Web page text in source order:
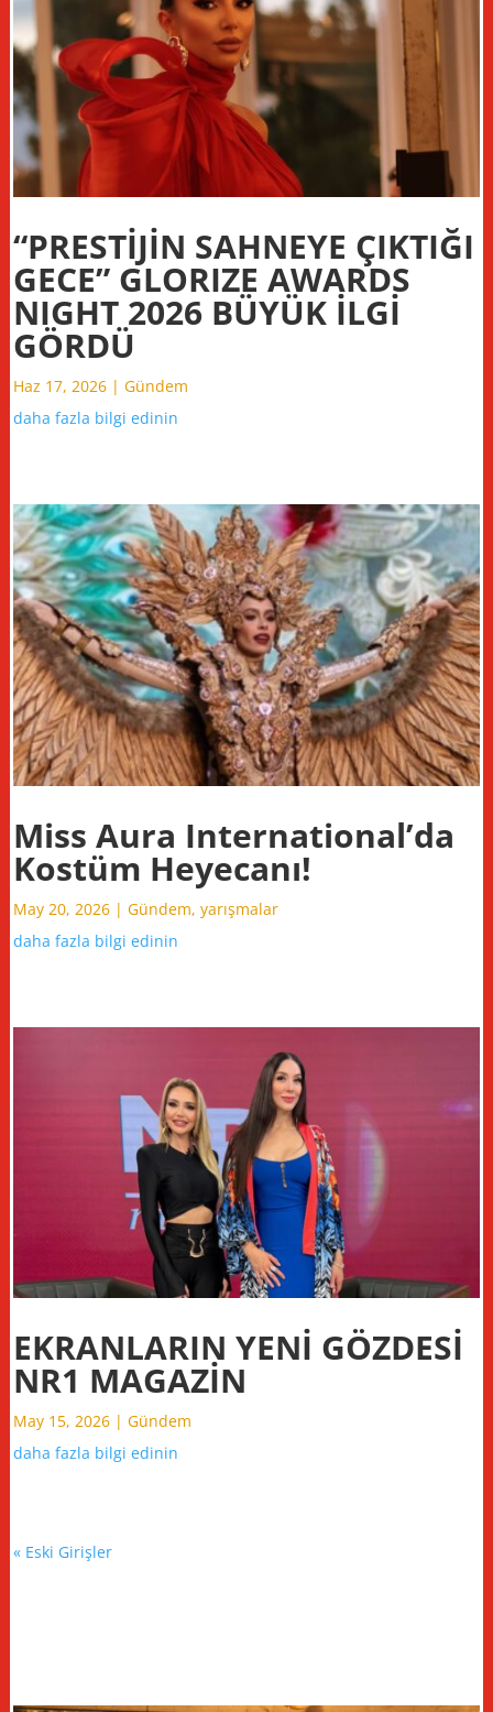
“PRESTİJİN SAHNEYE ÇIKTIĞI
GECE” GLORIZE AWARDS
NIGHT 2026 BÜYÜK İLGİ
GÖRDÜ
Haz 17, 2026 | Gündem
daha fazla bilgi edinin
Miss Aura International’da
Kostüm Heyecanı!
May 20, 2026 | Gündem, yarışmalar
daha fazla bilgi edinin
EKRANLARIN YENİ GÖZDESİ
NR1 MAGAZİN
May 15, 2026 | Gündem
daha fazla bilgi edinin
« Eski Girişler